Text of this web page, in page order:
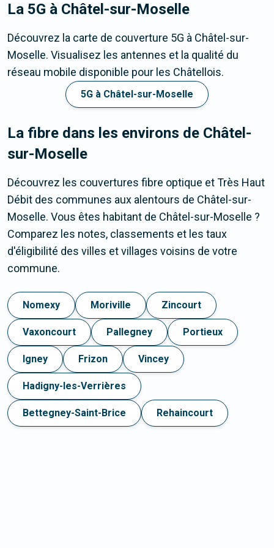
La 5G à Châtel-sur-Moselle
Découvrez la carte de couverture 5G à Châtel-sur-
Moselle. Visualisez les antennes et la qualité du
réseau mobile disponible pour les Châtellois.
5G à Châtel-sur-Moselle
La fibre dans les environs de Châtel-
sur-Moselle
Découvrez les couvertures fibre optique et Très Haut
Débit des communes aux alentours de Châtel-sur-
Moselle. Vous êtes habitant de Châtel-sur-Moselle ?
Comparez les notes, classements et les taux
d'éligibilité des villes et villages voisins de votre
commune.
Nomexy Moriville Zincourt
Vaxoncourt Pallegney Portieux
Igney Frizon Vincey
Hadigny-les-Verrières
Bettegney-Saint-Brice Rehaincourt